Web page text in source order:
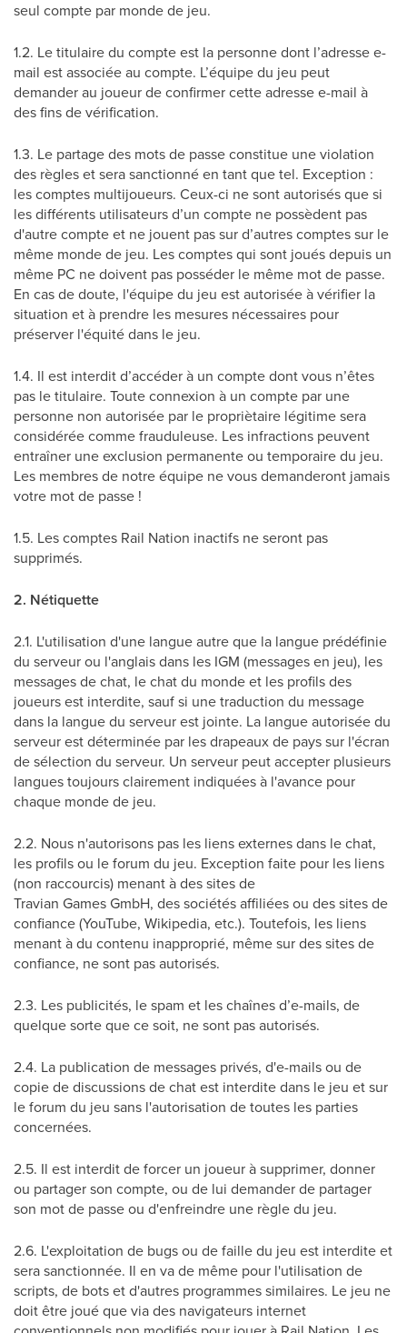
seul compte par monde de jeu.
1.2. Le titulaire du compte est la personne dont l’adresse e-
mail est associée au compte. L’équipe du jeu peut
demander au joueur de confirmer cette adresse e-mail à
des fins de vérification.
1.3. Le partage des mots de passe constitue une violation
des règles et sera sanctionné en tant que tel. Exception :
les comptes multijoueurs. Ceux-ci ne sont autorisés que si
les différents utilisateurs d’un compte ne possèdent pas
d'autre compte et ne jouent pas sur d’autres comptes sur le
même monde de jeu. Les comptes qui sont joués depuis un
même PC ne doivent pas posséder le même mot de passe.
En cas de doute, l'équipe du jeu est autorisée à vérifier la
situation et à prendre les mesures nécessaires pour
préserver l'équité dans le jeu.
1.4. Il est interdit d’accéder à un compte dont vous n’êtes
pas le titulaire. Toute connexion à un compte par une
personne non autorisée par le propriètaire légitime sera
considérée comme frauduleuse. Les infractions peuvent
entraîner une exclusion permanente ou temporaire du jeu.
Les membres de notre équipe ne vous demanderont jamais
votre mot de passe !
1.5. Les comptes Rail Nation inactifs ne seront pas
supprimés.
2. Nétiquette
2.1. L'utilisation d'une langue autre que la langue prédéfinie
du serveur ou l'anglais dans les IGM (messages en jeu), les
messages de chat, le chat du monde et les profils des
joueurs est interdite, sauf si une traduction du message
dans la langue du serveur est jointe. La langue autorisée du
serveur est déterminée par les drapeaux de pays sur l'écran
de sélection du serveur. Un serveur peut accepter plusieurs
langues toujours clairement indiquées à l'avance pour
chaque monde de jeu.
2.2. Nous n'autorisons pas les liens externes dans le chat,
les profils ou le forum du jeu. Exception faite pour les liens
(non raccourcis) menant à des sites de
Travian Games GmbH, des sociétés affiliées ou des sites de
confiance (YouTube, Wikipedia, etc.). Toutefois, les liens
menant à du contenu inapproprié, même sur des sites de
confiance, ne sont pas autorisés.
2.3. Les publicités, le spam et les chaînes d’e-mails, de
quelque sorte que ce soit, ne sont pas autorisés.
2.4. La publication de messages privés, d'e-mails ou de
copie de discussions de chat est interdite dans le jeu et sur
le forum du jeu sans l'autorisation de toutes les parties
concernées.
2.5. Il est interdit de forcer un joueur à supprimer, donner
ou partager son compte, ou de lui demander de partager
son mot de passe ou d'enfreindre une règle du jeu.
2.6. L'exploitation de bugs ou de faille du jeu est interdite et
sera sanctionnée. Il en va de même pour l'utilisation de
scripts, de bots et d'autres programmes similaires. Le jeu ne
doit être joué que via des navigateurs internet